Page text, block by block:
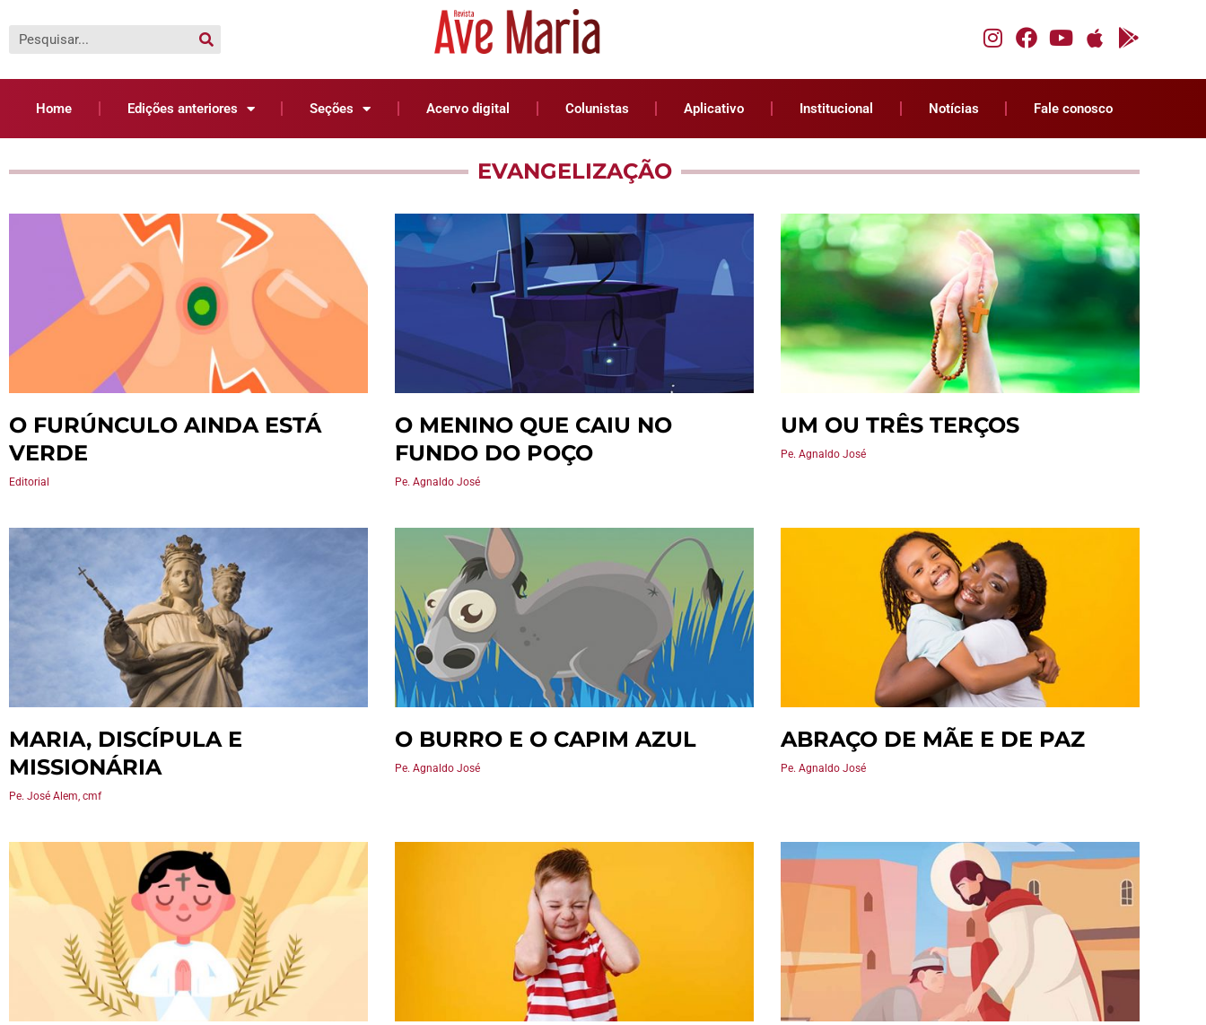
Home Edições anteriores Seções Acervo digital Colunistas Aplicativo Institucional Notícias Fale conosco
EVANGELIZAÇÃO
O FURÚNCULO AINDA ESTÁ
VERDE
Editorial
O MENINO QUE CAIU NO
FUNDO DO POÇO
Pe. Agnaldo José
UM OU TRÊS TERÇOS
Pe. Agnaldo José
MARIA, DISCÍPULA E
MISSIONÁRIA
Pe. José Alem, cmf
O BURRO E O CAPIM AZUL
Pe. Agnaldo José
ABRAÇO DE MÃE E DE PAZ
Pe. Agnaldo José